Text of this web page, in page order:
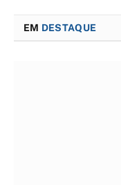
EM DESTAQUE